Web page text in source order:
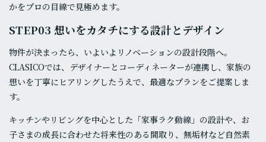
かをプロの目線で見極めます。
STEP03 想いをカタチにする設計とデザイン
物件が決まったら、いよいよリノベーションの設計段階へ。
CLASICOでは、デザイナーとコーディネーターが連携し、家族の
想いを丁寧にヒアリングしたうえで、最適なプランをご提案しま
す。
キッチンやリビングを中心とした「家事ラク動線」の設計や、お
子さまの成長に合わせた将来性のある間取り、無垢材など自然素